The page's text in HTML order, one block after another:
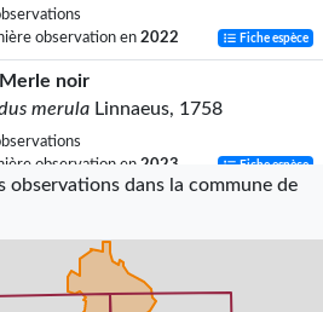
observation en 2022 Fiche espèce
Merle noir
merula Linnaeus, 1758
observation en 2023 Fiche espèce
palumbusLinnaeus, 1758
observation en2023
observations dans la commune de